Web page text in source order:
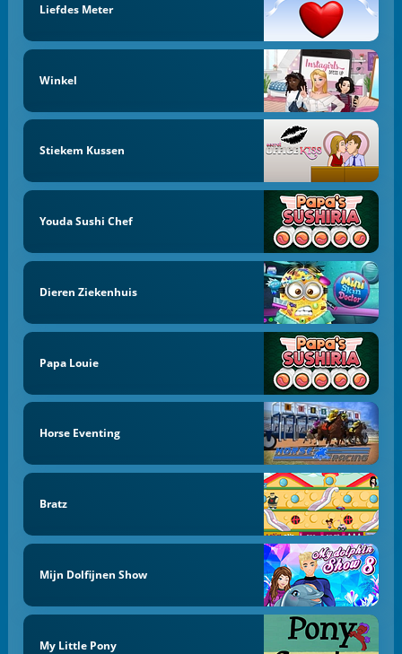
Liefdes Meter
Winkel
Stiekem Kussen
Youda Sushi Chef
Dieren Ziekenhuis
Papa Louie
Horse Eventing
Bratz
Mijn Dolfijnen Show
My Little Pony